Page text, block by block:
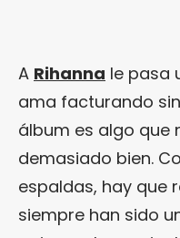
A Rihanna le pasa
ama facturando
álbum es algo que
demasiado bien.
espaldas, hay que
siempre han sido